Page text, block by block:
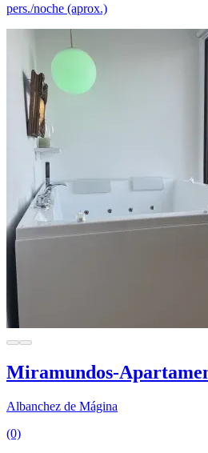
pers./noche (aprox.)
Miramundos-
Albanchez de Mágina
(0)